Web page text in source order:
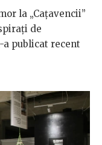
la „Cațavencii”
de
a publicat recent